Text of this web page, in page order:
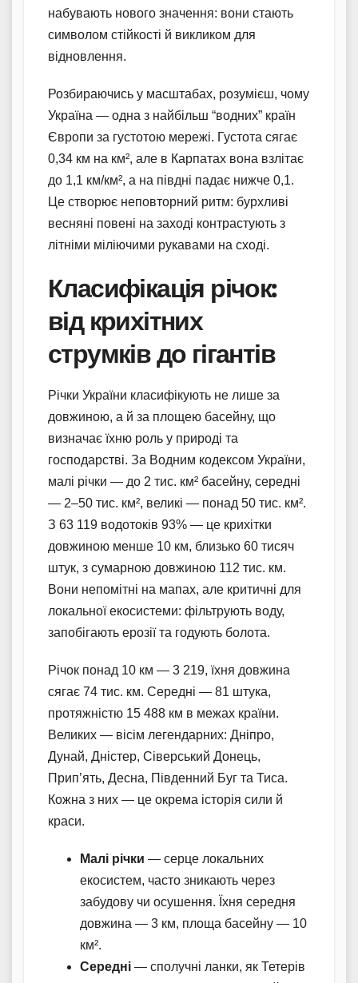
набувають нового значення: вони стають
символом стійкості й викликом для
відновлення.
Розбираючись у масштабах, розумієш, чому
Україна — одна з найбільш “водних” країн
Європи за густотою мережі. Густота сягає
0,34 км на км², але в Карпатах вона взлітає
до 1,1 км/км², а на півдні падає нижче 0,1.
Це створює неповторний ритм: бурхливі
весняні повені на заході контрастують з
літніми міліючими рукавами на сході.
Класифікація річок:
від крихітних
струмків до гігантів
Річки України класифікують не лише за
довжиною, а й за площею басейну, що
визначає їхню роль у природі та
господарстві. За Водним кодексом України,
малі річки — до 2 тис. км² басейну, середні
— 2–50 тис. км², великі — понад 50 тис. км².
З 63 119 водотоків 93% — це крихітки
довжиною менше 10 км, близько 60 тисяч
штук, з сумарною довжиною 112 тис. км.
Вони непомітні на мапах, але критичні для
локальної екосистеми: фільтрують воду,
запобігають ерозії та годують болота.
Річок понад 10 км — 3 219, їхня довжина
сягає 74 тис. км. Середні — 81 штука,
протяжністю 15 488 км в межах країни.
Великих — вісім легендарних: Дніпро,
Дунай, Дністер, Сіверський Донець,
Прип’ять, Десна, Південний Буг та Тиса.
Кожна з них — це окрема історія сили й
краси.
Малі річки — серце локальних
екосистем, часто зникають через
забудову чи осушення. Їхня середня
довжина — 3 км, площа басейну — 10
км².
Середні — сполучні ланки, як Тетерів